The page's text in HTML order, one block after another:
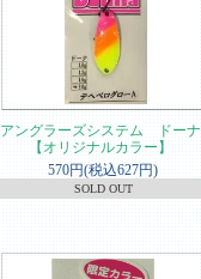
アングラーズシステム ドーナ
【オリジナルカラー】
570円(税込627円)
SOLD OUT